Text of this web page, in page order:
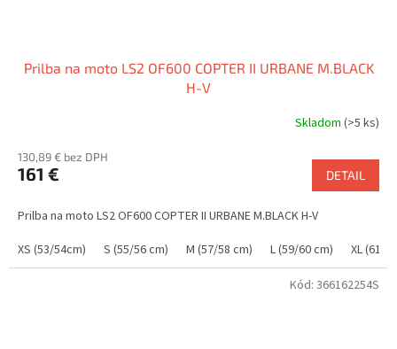
Prilba na moto LS2 OF600 COPTER II URBANE M.BLACK
H-V
Skladom (>5 ks)
130,89 € bez DPH
161 € DETAIL
Prilba na moto LS2 OF600 COPTER II URBANE M.BLACK H-V
XS (53/54cm)
S (55/56 cm) M (57/58 cm) L (59/60 cm) XL (61/
Kód: 366162254S